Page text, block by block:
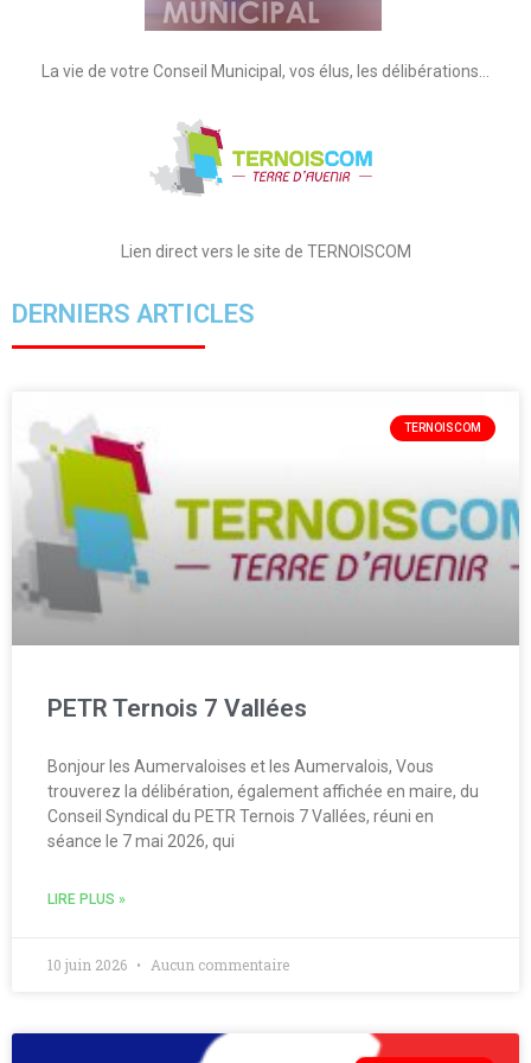
La vie de votre Conseil Municipal, vos élus, les délibérations…
Lien direct vers le site de TERNOISCOM
DERNIERS ARTICLES
TERNOISCOM
PETR Ternois 7 Vallées
Bonjour les Aumervaloises et les Aumervalois, Vous
trouverez la délibération, également affichée en maire, du
Conseil Syndical du PETR Ternois 7 Vallées, réuni en
séance le 7 mai 2026, qui
LIRE PLUS »
10 juin 2026 Aucun commentaire